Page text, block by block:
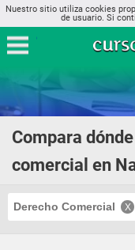
Nuestro sitio utiliza cookies
de usuario. Si
Compara
comercial en
Derecho Comercial